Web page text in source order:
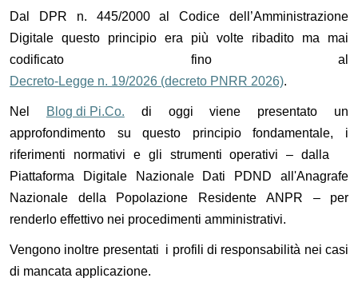
Dal DPR n. 445/2000 al Codice dell’Amministrazione
Digitale questo principio era più volte ribadito ma mai
codificato fino al
Decreto-Legge n. 19/2026 (decreto PNRR 2026).
Nel Blog di Pi.Co. di oggi viene presentato un
approfondimento su questo principio fondamentale, i
riferimenti normativi e gli strumenti operativi – dalla
Piattaforma Digitale Nazionale Dati PDND all'Anagrafe
Nazionale della Popolazione Residente ANPR – per
renderlo effettivo nei procedimenti amministrativi.
Vengono inoltre presentati i profili di responsabilità nei casi
di mancata applicazione.